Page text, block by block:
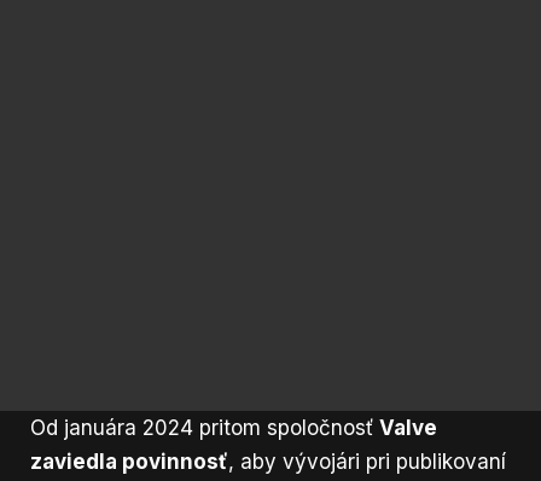
Od januára 2024 pritom spoločnosť Valve
zaviedla povinnosť, aby vývojári pri publikovaní